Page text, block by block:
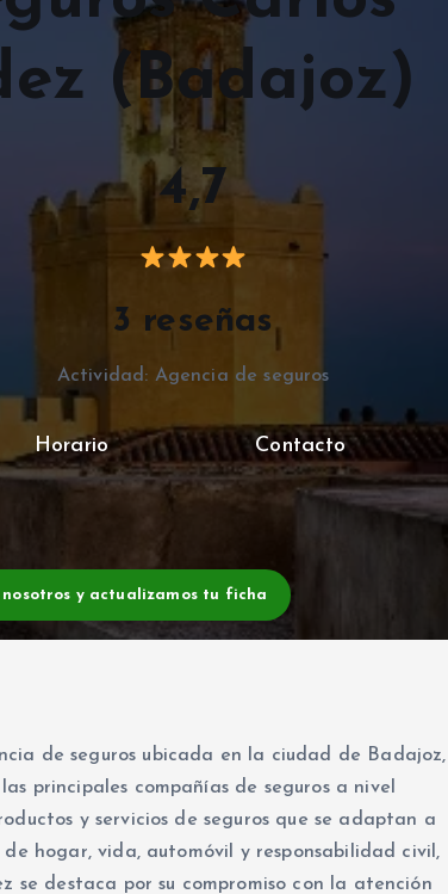
(Badajoz)
4,7
3 reseñas
Actividad: Agencia de seguros
Horario Contacto
y actualizamos tu ficha
de seguros ubicada en la ciudad de Badajoz,
principales compañías de seguros a nivel
y servicios de seguros que se adaptan a
de hogar, vida, automóvil y responsabilidad civil,
se destaca por su compromiso con la atención